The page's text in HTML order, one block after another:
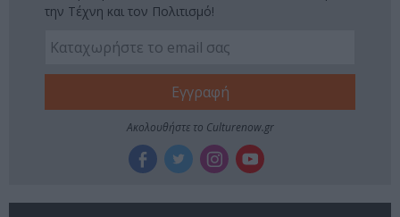
την Τέχνη και τον Πολιτισμό!
Ακολουθήστε το Culturenow.gr